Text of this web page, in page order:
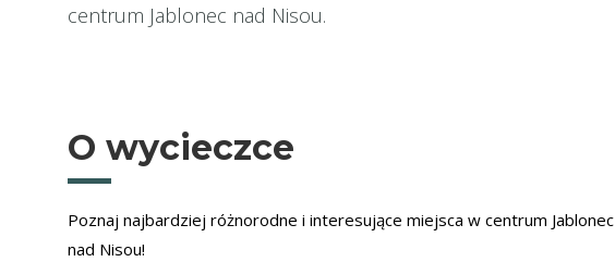
centrum Jablonec nad Nisou.
O wycieczce
Poznaj najbardziej różnorodne i interesujące miejsca w centrum Jablonec
nad Nisou!